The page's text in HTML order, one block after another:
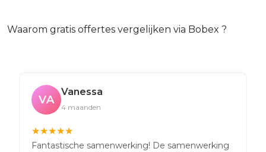
Waarom gratis offertes vergelijken via Bobex ?
VA
Vanessa
4 maanden
★★★★★
Fantastische samenwerking! De samenwerking